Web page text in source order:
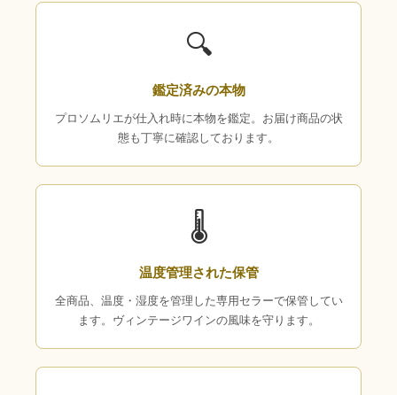
🔍
鑑定済みの本物
プロソムリエが仕入れ時に本物を鑑定。お届け商品の状
態も丁寧に確認しております。
🌡
温度管理された保管
全商品、温度・湿度を管理した専用セラーで保管してい
ます。ヴィンテージワインの風味を守ります。